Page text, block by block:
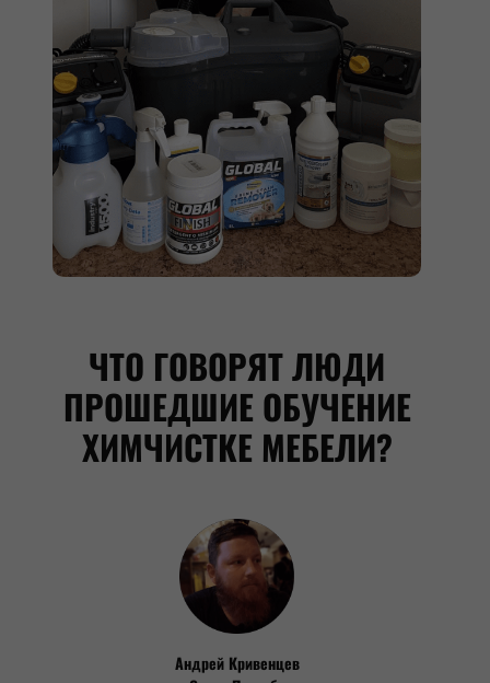
ЧТО ГОВОРЯТ ЛЮДИ
ПРОШЕДШИЕ ОБУЧЕНИЕ
ХИМЧИСТКЕ МЕБЕЛИ?
Андрей Кривенцев